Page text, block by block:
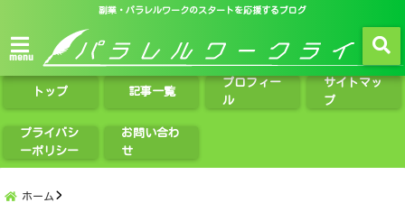
副業・パラレルワークのスタートを応援するブログ
menu
トップ 記事一覧
プロフィー
ル
サイトマッ
プ
プライバシ
ーポリシー
お問い合わ
せ
ホーム